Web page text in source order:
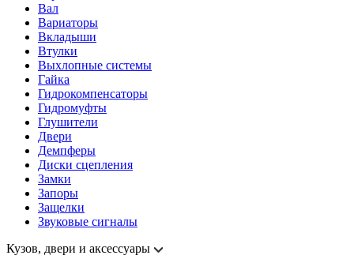
Вал
Вариаторы
Вкладыши
Втулки
Выхлопные системы
Гайка
Гидрокомпенсаторы
Гидромуфты
Глушители
Двери
Демпферы
Диски сцепления
Замки
Запоры
Защелки
Звуковые сигналы
Кузов, двери и аксессуары